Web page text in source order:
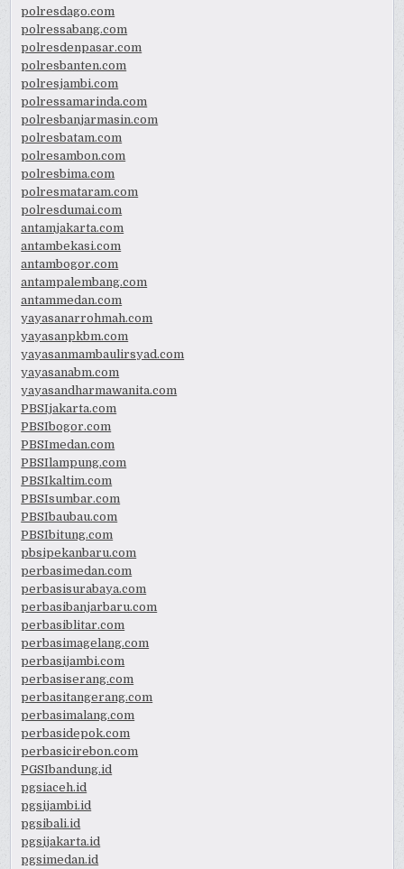
polresdago.com
polressabang.com
polresdenpasar.com
polresbanten.com
polresjambi.com
polressamarinda.com
polresbanjarmasin.com
polresbatam.com
polresambon.com
polresbima.com
polresmataram.com
polresdumai.com
antamjakarta.com
antambekasi.com
antambogor.com
antampalembang.com
antammedan.com
yayasanarrohmah.com
yayasanpkbm.com
yayasanmambaulirsyad.com
yayasanabm.com
yayasandharmawanita.com
PBSIjakarta.com
PBSIbogor.com
PBSImedan.com
PBSIlampung.com
PBSIkaltim.com
PBSIsumbar.com
PBSIbaubau.com
PBSIbitung.com
pbsipekanbaru.com
perbasimedan.com
perbasisurabaya.com
perbasibanjarbaru.com
perbasiblitar.com
perbasimagelang.com
perbasijambi.com
perbasiserang.com
perbasitangerang.com
perbasimalang.com
perbasidepok.com
perbasicirebon.com
PGSIbandung.id
pgsiaceh.id
pgsijambi.id
pgsibali.id
pgsijakarta.id
pgsimedan.id